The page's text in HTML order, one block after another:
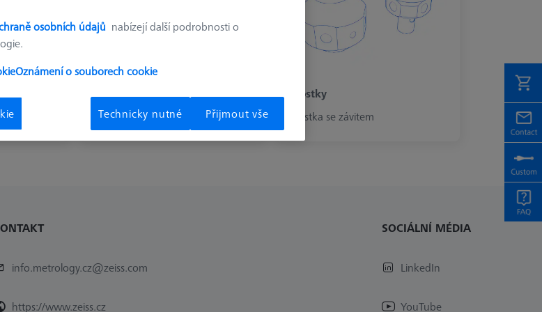
Adaptéry
Kostky
Kostka se závitem
info.metrology.cz@zeiss.com
https://www.zeiss.cz
SOCIÁLNÍ MÉDIA
LinkedIn
YouTube
osobních údajů nabízejí další podrobnosti o
Oznámení o souborech cookie
Technicky nutné Přijmout vše